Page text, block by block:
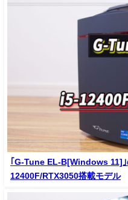
｢G-Tune EL-B[Windows 11]
12400F/RTX3050搭載モデル